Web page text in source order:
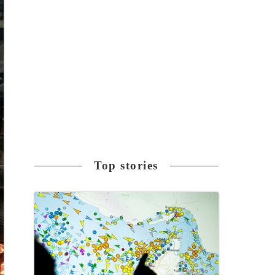
Top stories